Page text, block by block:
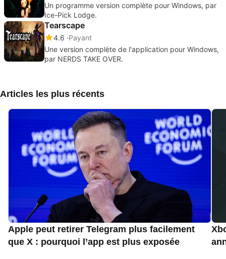
Un programme version complète pour Windows, par
Ice-Pick Lodge.
Tearscape
4.6 Payant
Une version complète de l'application pour Windows,
par NERDS TAKE OVER.
Articles les plus récents
Apple peut retirer Telegram plus facilement
que X : pourquoi l’app est plus exposée